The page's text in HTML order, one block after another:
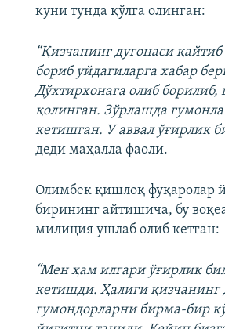
куни тунда қўлга олинган:
“Қизчанинг дугонаси
бориб уйдагиларга хабар
Дўхтирхонага олиб борилиб,
қолинган. Зўрлашда
кетишган. У аввал ўғирлик
деди маҳалла фаоли.
Олимбек қишлоқ фуқаролар
бирининг айтишича, бу
милиция ушлаб олиб кетган:
“Мен ҳам илгари ўғирлик
кетишди. Ҳалиги қизчанинг
гумондорларни бирма-бир